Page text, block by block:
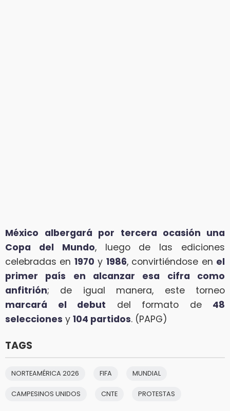
México albergará por tercera ocasión una
Copa del Mundo, luego de las ediciones
celebradas en 1970 y 1986, convirtiéndose en el
primer país en alcanzar esa cifra como
anfitrión; de igual manera, este torneo
marcará el debut del formato de 48
selecciones y 104 partidos. (PAPG)
TAGS
NORTEAMÉRICA 2026 FIFA MUNDIAL
CAMPESINOS UNIDOS CNTE PROTESTAS